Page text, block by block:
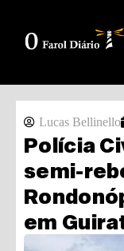
Lucas Bellinello
Polícia
semi-
em